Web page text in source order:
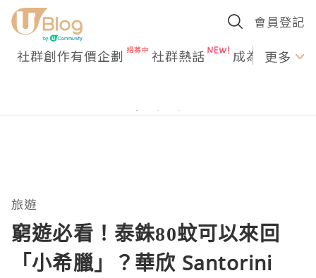
會員登記
社群創作有價企劃 社群熱話 成為U更多
旅遊
窮遊必看！泰銖80蚊可以來回
「小希臘」？華欣 Santorini